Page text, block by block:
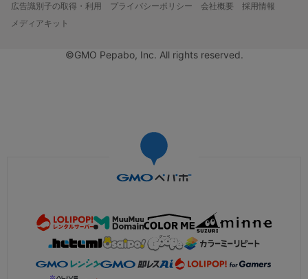
広告識別子の取得・利用
プライバシーポリシー 会社概要
採用情報
メディアキット
©GMO Pepabo, Inc. All rights reserved.